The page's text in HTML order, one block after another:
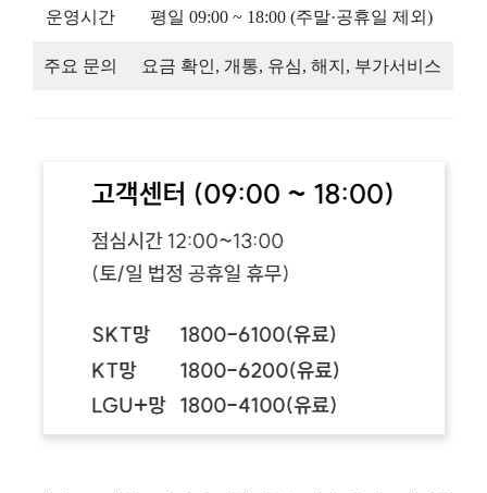
운영시간 평일 09:00 ~ 18:00 (주말·공휴일 제외)
주요 문의 요금 확인, 개통, 유심, 해지, 부가서비스